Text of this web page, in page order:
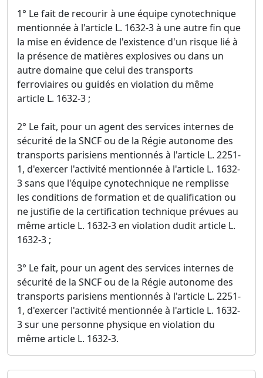
1° Le fait de recourir à une équipe cynotechnique
mentionnée à l'article L. 1632-3 à une autre fin que
la mise en évidence de l'existence d'un risque lié à
la présence de matières explosives ou dans un
autre domaine que celui des transports
ferroviaires ou guidés en violation du même
article L. 1632-3 ;
2° Le fait, pour un agent des services internes de
sécurité de la SNCF ou de la Régie autonome des
transports parisiens mentionnés à l'article L. 2251-
1, d'exercer l'activité mentionnée à l'article L. 1632-
3 sans que l'équipe cynotechnique ne remplisse
les conditions de formation et de qualification ou
ne justifie de la certification technique prévues au
même article L. 1632-3 en violation dudit article L.
1632-3 ;
3° Le fait, pour un agent des services internes de
sécurité de la SNCF ou de la Régie autonome des
transports parisiens mentionnés à l'article L. 2251-
1, d'exercer l'activité mentionnée à l'article L. 1632-
3 sur une personne physique en violation du
même article L. 1632-3.